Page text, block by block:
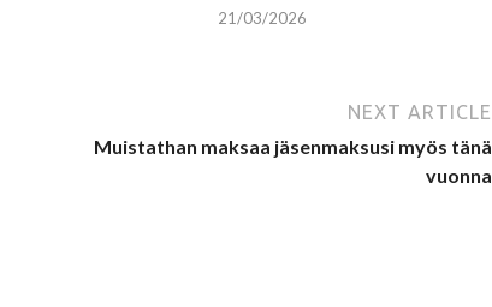
21/03/2026
NEXT ARTICLE
Muistathan maksaa jäsenmaksusi myös tänä
vuonna